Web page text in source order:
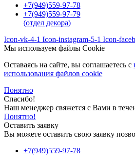
+7(949)559-97-78
+7(949)559-97-79
(отдел декора)
Icon-vk-4-1 Icon-instagram-5-1 Icon-
Мы используем файлы Cookie
Оставаясь на сайте, вы соглашаетесь c
использования файлов cookie
Понятно
Спасибо!
Наш менеджер свяжется с Вами в
Понятно!
Оставить заявку
Вы можете оставить свою заявку
+7(949)559-97-78